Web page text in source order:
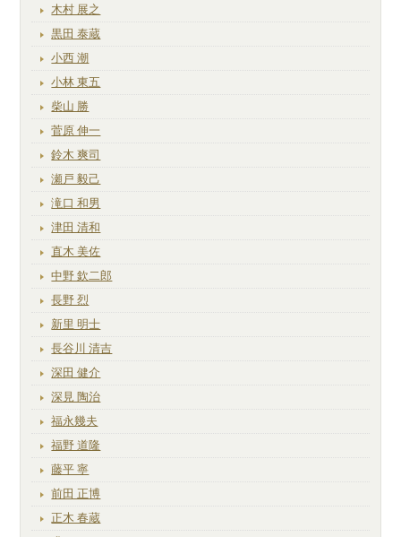
木村 展之
黒田 泰蔵
小西 潮
小林 東五
柴山 勝
菅原 伸一
鈴木 爽司
瀬戸 毅己
滝口 和男
津田 清和
直木 美佐
中野 欽二郎
長野 烈
新里 明士
長谷川 清吉
深田 健介
深見 陶治
福永幾夫
福野 道隆
藤平 寧
前田 正博
正木 春蔵